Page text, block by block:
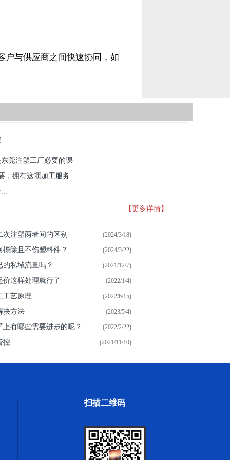
户与供应商之间快速协同，如
莞注塑工厂必要的课
，拥有这项加工服务
【更多详情】
(2024/3/18)
注塑两者间的区别
(2024/3/22)
除且不伤塑料件？
(2021/12/7)
私域流量吗？
(2022/1/4)
这样处理就行了
(2022/6/15)
工艺原理
(2023/5/4)
决方法
(2022/2/22)
有哪些需要进步的呢？
(2021/11/10)
控
扫描二维码